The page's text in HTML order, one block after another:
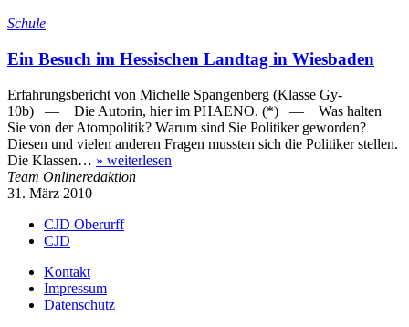
Schule
Ein Besuch im Hessischen Landtag in Wiesbaden
Erfahrungsbericht von Michelle Spangenberg (Klasse Gy-
10b) — Die Autorin, hier im PHAENO. (*) — Was halten
Sie von der Atom­politik? Warum sind Sie Politiker geworden?
Diesen und vielen anderen Fragen mussten sich die Politiker stellen.
Die Klassen… » weiterlesen
Team Onlineredaktion
31. März 2010
CJD Oberurff
CJD
Kontakt
Impressum
Datenschutz